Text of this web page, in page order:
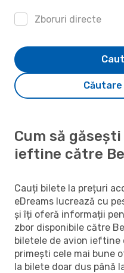
Zboruri directe
Cum să
ieftine către
Cauți bilete la prețuri
eDreams lucrează cu
și îți oferă informații
zbor disponibile către
biletele de avion ieftine
primești cele mai bune
la bilete doar dus până